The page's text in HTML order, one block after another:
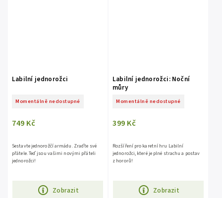
Labilní jednorožci
Momentálně nedostupné
749 Kč
Zobrazit
Sestavte jednorožčí armádu. Zraďte své
přátele. Teď jsou vašimi novými přáteli
jednorožci!
Labilní jednorožci: Noční
můry
Momentálně nedostupné
399 Kč
Zobrazit
Rozšíření pro karetní hru Labilní
jednorožci, které je plné strachu a postav
z hororů!